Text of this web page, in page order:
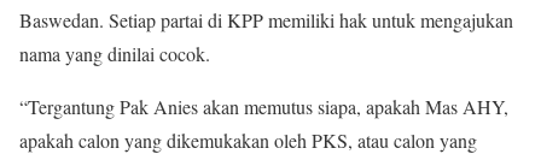
Baswedan. Setiap partai di KPP memiliki hak untuk mengajukan
nama yang dinilai cocok.
“Tergantung Pak Anies akan memutus siapa, apakah Mas AHY,
apakah calon yang dikemukakan oleh PKS, atau calon yang